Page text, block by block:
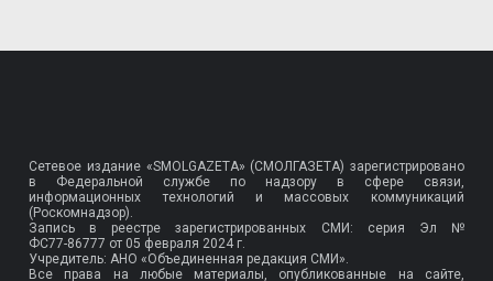
Сетевое издание «SMOLGAZETA» (СМОЛГАЗЕТА) зарегистрировано
в Федеральной службе по надзору в сфере связи,
информационных технологий и массовых коммуникаций
(Роскомнадзор).
Запись в реестре зарегистрированных СМИ: серия Эл №
ФС77-86777 от 05 февраля 2024 г.
Учредитель: АНО «Объединенная редакция СМИ».
Все права на любые материалы, опубликованные на сайте,